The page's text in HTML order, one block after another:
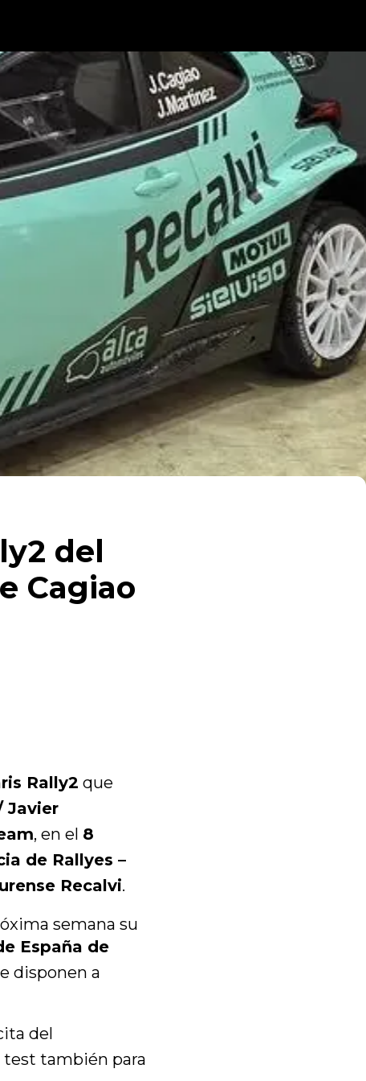
del
Cagiao
Rally2 que
Javier
, en el 8
de Rallyes –
Recalvi.
semana su
España de
disponen a
del
test también para